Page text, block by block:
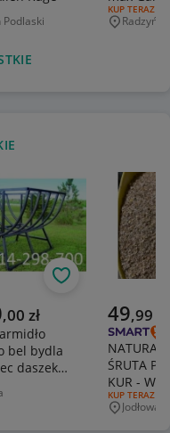
Podlaski
Mazda 3
RODZAJ
KUP TERAZ
Radzyń
,00 zł
bel bydla
daszek
Obserwuj
Aktualna
49,99
ŚRUTA
KUR -
RODZAJ
KUP TERAZ
Jodłowa